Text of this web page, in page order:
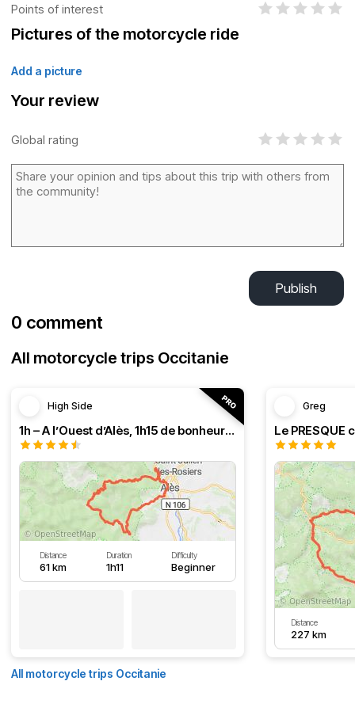
Points of interest
Pictures of the motorcycle ride
Add a picture
Your review
Global rating
Publish
0 comment
All motorcycle trips Occitanie
High Side
1h – A l’Ouest d’Alès, 1h15 de bonheur (HSRF23)
Distance
61 km
Duration
1h11
Difficulty
Beginner
Greg
Distance
227 km
All motorcycle trips Occitanie